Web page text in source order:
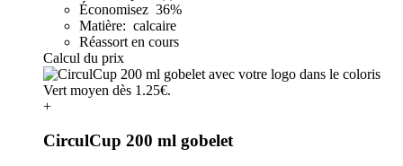
Économisez 36%
Matière: calcaire
Réassort en cours
Calcul du prix
+
CirculCup 200 ml gobelet